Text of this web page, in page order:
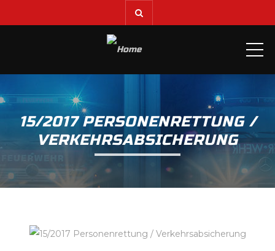
15/2017 PERSONENRETTUNG /
VERKEHRSABSICHERUNG